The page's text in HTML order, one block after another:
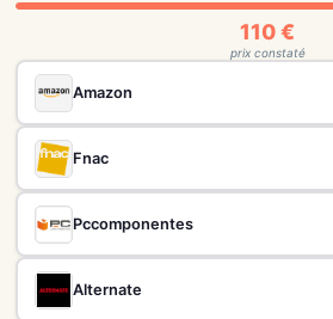
110 €
prix constaté
Amazon
Fnac
Pccomponentes
Alternate